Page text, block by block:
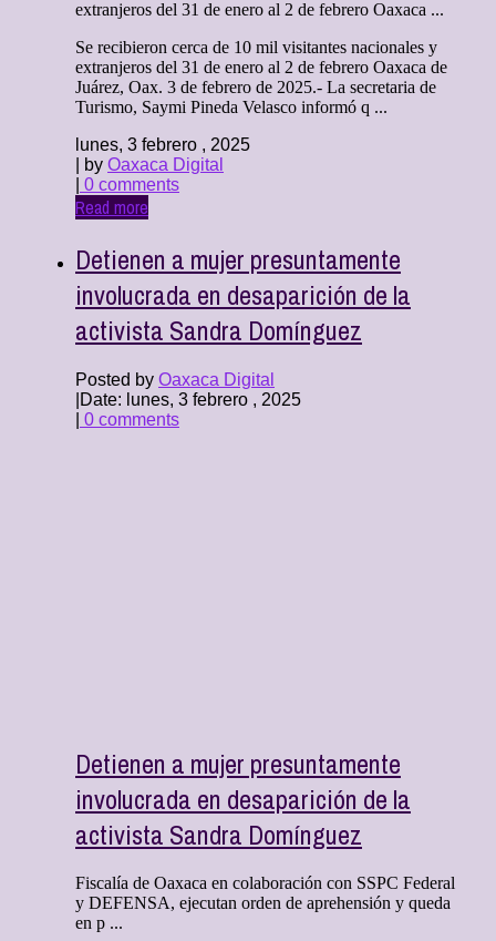
extranjeros del 31 de enero al 2 de febrero Oaxaca ...
Se recibieron cerca de 10 mil visitantes nacionales y
extranjeros del 31 de enero al 2 de febrero Oaxaca de
Juárez, Oax. 3 de febrero de 2025.- La secretaria de
Turismo, Saymi Pineda Velasco informó q ...
lunes, 3 febrero , 2025
| by Oaxaca Digital
0 comments
Read more
Detienen a mujer presuntamente
involucrada en desaparición de la
activista Sandra Domínguez
Posted by Oaxaca Digital
Date: lunes, 3 febrero , 2025
0 comments
Detienen a mujer presuntamente
involucrada en desaparición de la
activista Sandra Domínguez
Fiscalía de Oaxaca en colaboración con SSPC Federal
y DEFENSA, ejecutan orden de aprehensión y queda
en p ...